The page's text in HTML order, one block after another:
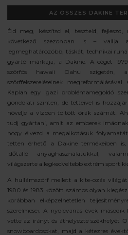
AZ ÖSSZES DAKINE
Éld meg, készítsd el, teszteld,
következő szezonban is – vallja
legmeghatározóbb, táskát, technikai
gyártó márkája, a Dakine. A céget
szörfös hawaii Oahu szigetén,
szörffelszereléseinek
Kaplan egy igazi problémamegoldó
gondolati szinten, de tetteivel is
növelje a vízben töltött órák számát.
tudj gyártani, amit az emberek
hogy élvezd a megalkotásuk
tetten érhető a Dakine termékeiben is,
időtálló anyaghasználatukkal,
világszerte a legkedveltebb extrém sport
A hullámszörf mellett a kite-ozás
1980 és 1983 között számos olyan
korábban elképzelhetetlen
szerelmesei. A nyolcvanas évek
vette az irányt és áthelyezte székhelyét
snowboardosokat, majd a kétezres